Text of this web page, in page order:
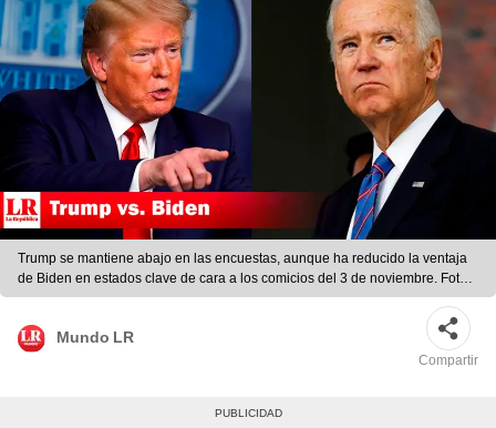
Trump se mantiene abajo en las encuestas, aunque ha reducido la ventaja
de Biden en estados clave de cara a los comicios del 3 de noviembre. Foto:
EFE
Mundo LR
Compartir